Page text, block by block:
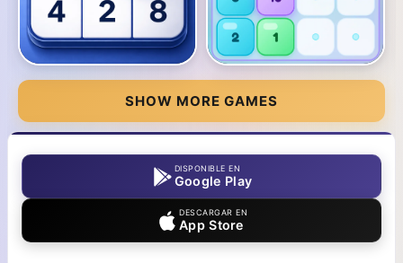
SHOW MORE GAMES
DISPONIBLE EN
Google Play
DESCARGAR EN
App Store